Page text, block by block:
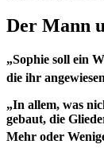
Der Mann
„Sophie soll ein
die ihr
„In allem, was
gebaut, die
Mehr oder